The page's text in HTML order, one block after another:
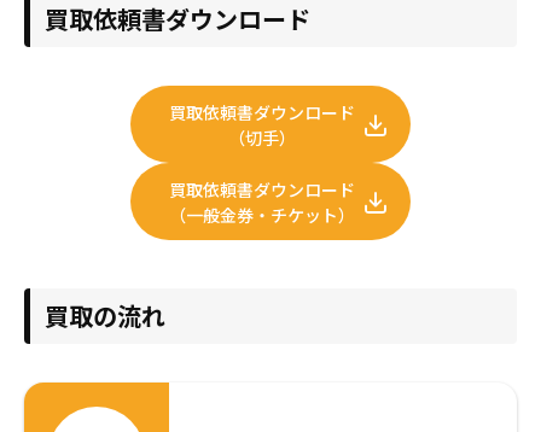
買取依頼書ダウンロード
買取依頼書ダウンロード
（切手）
買取依頼書ダウンロード
（一般金券・チケット）
買取の流れ